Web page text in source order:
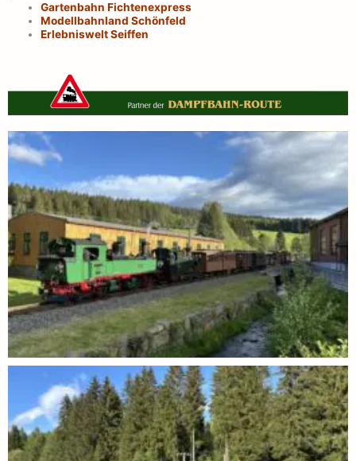
Gartenbahn Fichtenexpress
Modellbahnland Schönfeld
Erlebniswelt Seiffen